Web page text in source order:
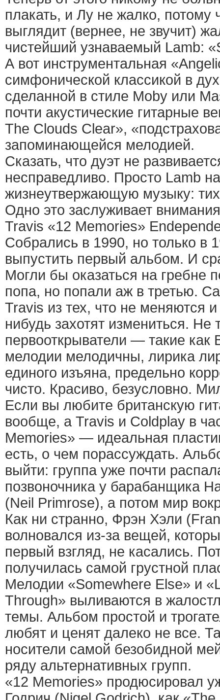
плакать, и Лу не жалко, потому
выглядит (вернее, не звучит)
чистейший узнаваемый Lamb:
А вот инструментальная
симфонической классикой в
сделанной в стиле Moby или
почти акустические гитарные
The Clouds Clear»,
запоминающейся мелодией.
Сказать, что дуэт не
несправедливо. Просто Lamb
жизнеутвержающую музыку:
Одно это заслуживает
Travis «12 Memories»
Собрались в 1990, но только в
выпустить первый альбом. И
Могли бы оказаться на гребне
попа, но попали аж в третью.
Travis из тех, что не меняются
нибудь захотят измениться. Не
первооткрыватели — такие как
мелодии мелодичны, лирика
единого изъяна, предельно
чисто. Красиво, безусловно.
Если вы любите британскую
вообще, а Travis и Coldplay в
Memories» — идеальная
есть, о чем порассуждать.
выйти: группа уже почти
позвоночника у барабанщика
(Neil Primrose), а потом мир
Как ни странно, Фрэн Хэли
волновался из-за вещей,
первый взгляд, не касались.
получилась самой грустной
Мелодии «Somewhere Else» и
Through» выливаются в
темы. Альбом простой и
любят и ценят далеко не все.
носители самой безобидной
ряду альтернативных групп.
«12 Memories» продюсировал